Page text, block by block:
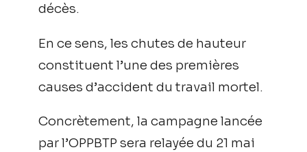
décès.
En ce sens, les chutes de hauteur
constituent l’une des premières
causes d’accident du travail mortel.
Concrètement, la campagne lancée
par l’OPPBTP sera relayée du 21 mai